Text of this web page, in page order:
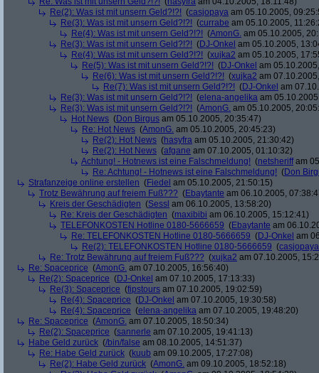
Re(2): Was ist mit unsern Geld?!?! (casjopaya am 05.10.2005,
Re(3): Was ist mit unsern Geld?!?! (currabe am 05.10.2005,
Re(4): Was ist mit unsern Geld?!?! (AmonG. am 05.10.2005,
Re(3): Was ist mit unsern Geld?!?! (DJ-Onkel am 05.10.2005,
Re(4): Was ist mit unsern Geld?!?! (xujka2 am 05.10.2005,
Re(5): Was ist mit unsern Geld?!?! (DJ-Onkel am
Re(6): Was ist mit unsern Geld?!?! (xujka2 am
Re(7): Was ist mit unsern Geld?!?! (DJ-Onkel am
Re(3): Was ist mit unsern Geld?!?! (elena-angelika am
Re(3): Was ist mit unsern Geld?!?! (AmonG. am 05.10.2005,
Hot News (Don Birgus am 05.10.2005, 20:35:47)
Re: Hot News (AmonG. am 05.10.2005, 20:45:23)
Re(2): Hot News (hasyfra am 05.10.2005, 21:30:42)
Re(2): Hot News (afgane am 07.10.2005, 01:10:32)
Achtung! - Hotnews ist eine Falschmeldung! (netsheriffam
Re: Achtung! - Hotnews ist eine Falschmeldung! (Don
Strafanzeige online erstellen (Fiedel am 05.10.2005, 21:50:15)
Trotz Bewährung auf freiem Fuß??? (Ebaytante am 06.10.2005,
Kreis der Geschädigten (Sessl am 06.10.2005, 13:58:20)
Re: Kreis der Geschädigten (maxibibi am 06.10.2005, 15:12:41)
TELEFONKOSTEN Hotline 0180-5666659 (Ebaytante am
Re: TELEFONKOSTEN Hotline 0180-5666659 (DJ-Onkel am
Re(2): TELEFONKOSTEN Hotline 0180-5666659 (casjopaya
Re: Trotz Bewährung auf freiem Fuß??? (xujka2 am 07.10.2005,
Re: Spaceprice (AmonG. am 07.10.2005, 16:56:40)
Re(2): Spaceprice (DJ-Onkel am 07.10.2005, 17:13:33)
Re(3): Spaceprice (fipstours am 07.10.2005, 19:02:59)
Re(4): Spaceprice (DJ-Onkel am 07.10.2005, 19:30:58)
Re(4): Spaceprice (elena-angelika am 07.10.2005, 19:48:20)
Re: Spaceprice (AmonG. am 07.10.2005, 18:50:34)
Re(2): Spaceprice (sannerle am 07.10.2005, 19:41:13)
Habe Geld zurück (/bin/false am 08.10.2005, 14:51:37)
Re: Habe Geld zurück (kuub am 09.10.2005, 17:27:08)
Re(2): Habe Geld zurück (AmonG. am 09.10.2005, 18:52:18)